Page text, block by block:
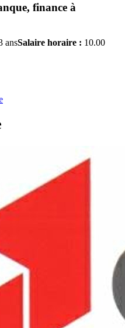
finance à
ansSalaire horaire : 10.00